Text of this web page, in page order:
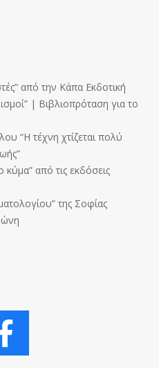
από την Κάπα Εκδοτική
| Βιβλιοπρόταση για το
“Η τέχνη χτίζεται πολύ
από τις εκδόσεις
της Σοφίας